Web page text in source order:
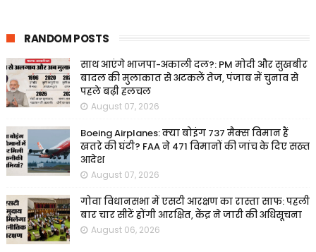
RANDOM POSTS
साथ आएंगे भाजपा-अकाली दल?: PM मोदी और सुखबीर
बादल की मुलाकात से अटकलें तेज, पंजाब में चुनाव से
पहले बढ़ी हलचल
August 07, 2026
Boeing Airplanes: क्या बोइंग 737 मैक्स विमान हैं
खतरे की घंटी? FAA ने 471 विमानों की जांच के दिए सख्त
आदेश
August 07, 2026
गोवा विधानसभा में एसटी आरक्षण का रास्ता साफ: पहली
बार चार सीटें होंगी आरक्षित, केंद्र ने जारी की अधिसूचना
August 06, 2026